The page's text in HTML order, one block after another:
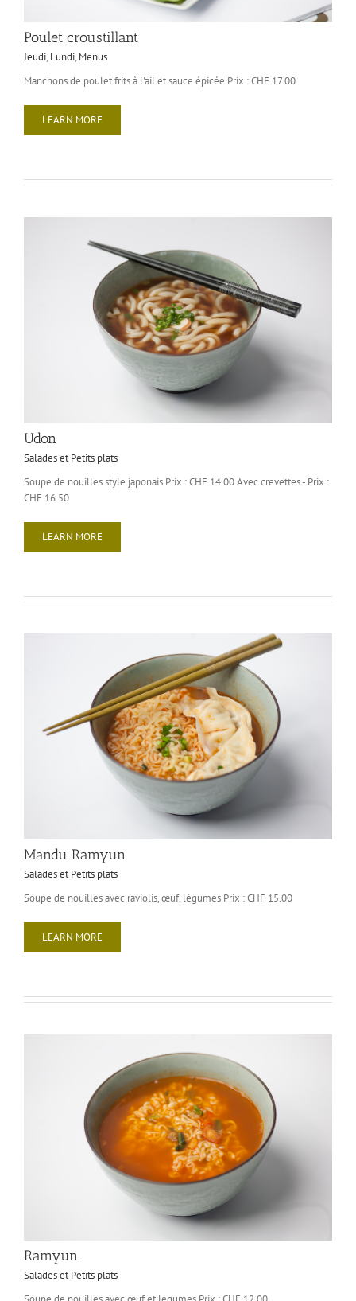
Poulet croustillant
Jeudi, Lundi, Menus
Manchons de poulet frits à l'ail et sauce épicée Prix : CHF 17.00
LEARN MORE
Udon
Salades et Petits plats
Soupe de nouilles style japonais Prix : CHF 14.00 Avec crevettes - Prix :
CHF 16.50
LEARN MORE
Mandu Ramyun
Salades et Petits plats
Soupe de nouilles avec raviolis, œuf, légumes Prix : CHF 15.00
LEARN MORE
Ramyun
Salades et Petits plats